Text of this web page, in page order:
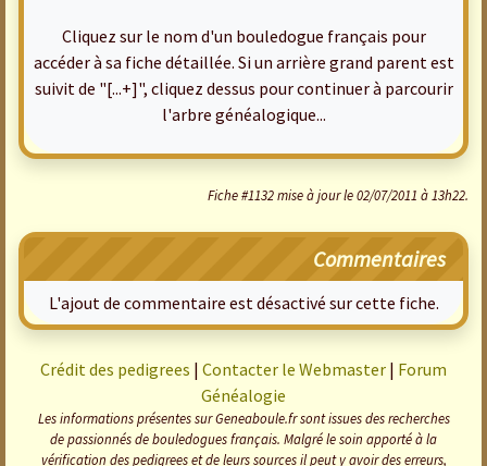
Cliquez sur le nom d'un bouledogue français pour
accéder à sa fiche détaillée. Si un arrière grand parent est
suivit de "[...+]", cliquez dessus pour continuer à parcourir
l'arbre généalogique...
Fiche #1132 mise à jour le 02/07/2011 à 13h22.
Commentaires
L'ajout de commentaire est désactivé sur cette fiche.
Crédit des pedigrees | Contacter le Webmaster | Forum
Généalogie
Les informations présentes sur Geneaboule.fr sont issues des recherches
de passionnés de bouledogues français. Malgré le soin apporté à la
vérification des pedigrees et de leurs sources il peut y avoir des erreurs,